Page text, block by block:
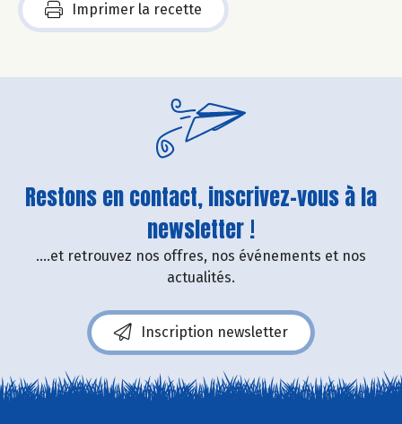
Imprimer la recette
Restons en contact, inscrivez-vous à la
newsletter !
....et retrouvez nos offres, nos événements et nos
actualités.
Inscription newsletter